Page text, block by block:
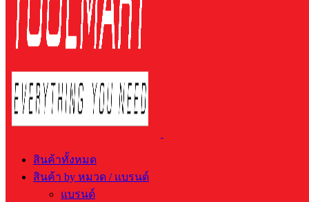
สินค้าทั้งหมด
สินค้า by หมวด / แบรนด์
แบรนด์